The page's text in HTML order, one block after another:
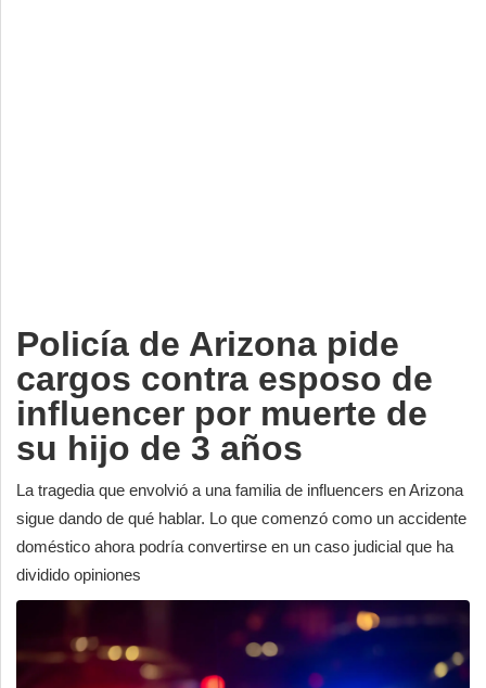
Policía de Arizona pide
cargos contra esposo de
influencer por muerte de
su hijo de 3 años
La tragedia que envolvió a una familia de influencers en Arizona
sigue dando de qué hablar. Lo que comenzó como un accidente
doméstico ahora podría convertirse en un caso judicial que ha
dividido opiniones